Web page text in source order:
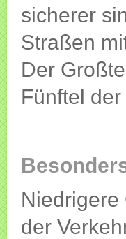
sicherer
Straßen
Der
Fünftel
Niedrigere
der